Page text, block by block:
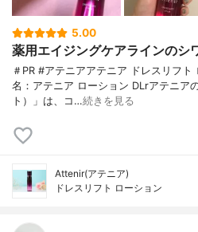
5.00
薬用エイジングケアラインのシ
＃PR #アテニアアテニア ドレスリフ
名：アテニア ローション DLrアテニア
ト）」は、コ…続きを見る
Attenir(アテニア)
ドレスリフト ローション